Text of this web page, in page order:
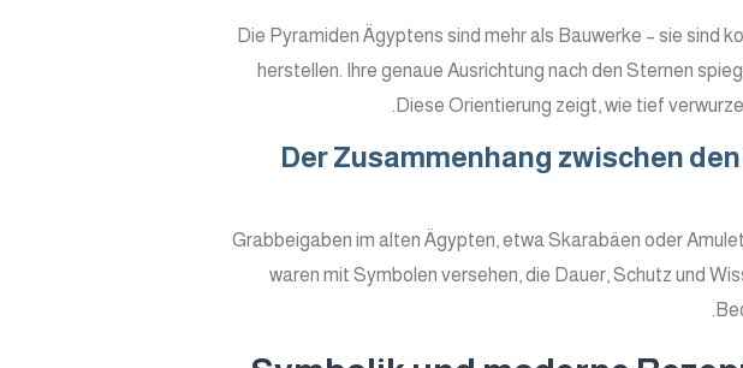
Die Pyramiden Ägyptens sind mehr als Bauwerke – sie sind
herstellen. Ihre genaue Ausrichtung nach den Sternen
Diese Orientierung zeigt, wie tief
Der Zusammenhang zwischen
Grabbeigaben im alten Ägypten, etwa Skarabäen oder
waren mit Symbolen versehen, die Dauer, Schutz und